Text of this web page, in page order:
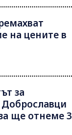
на цените в
за
ще отнеме 3